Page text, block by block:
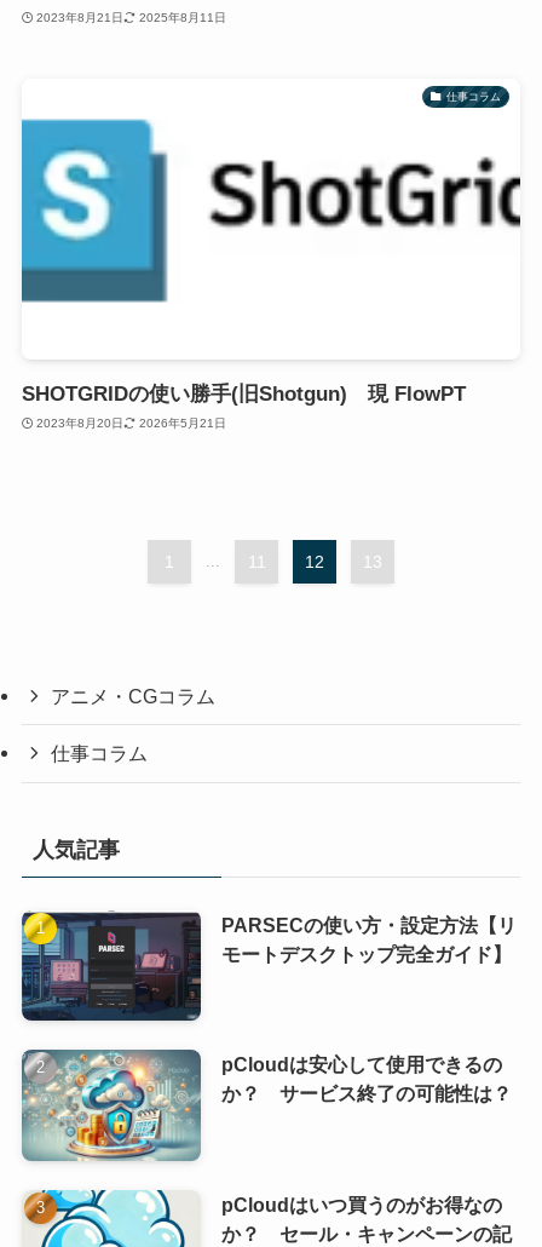
2023年8月21日 2025年8月11日
仕事コラム
SHOTGRIDの使い勝手(旧Shotgun) 現 FlowPT
2023年8月20日 2026年5月21日
1 11 12 13
アニメ・CGコラム
仕事コラム
人気記事
PARSECの使い方・設定方法【リ
モートデスクトップ完全ガイド】
pCloudは安心して使用できるの
か？ サービス終了の可能性は？
pCloudはいつ買うのがお得なの
か？ セール・キャンペーンの記